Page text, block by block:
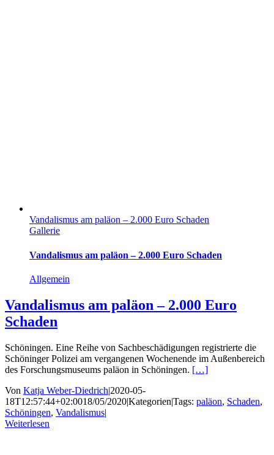
Vandalismus am paläon – 2.000 Euro Schaden
Gallerie
Vandalismus am paläon – 2.000 Euro Schaden
Allgemein
Vandalismus am paläon – 2.000 Euro
Schaden
Schöningen. Eine Reihe von Sachbeschädigungen registrierte die
Schöninger Polizei am vergangenen Wochenende im Außenbereich
des Forschungsmuseums paläon in Schöningen. […]
Von Katja Weber-Diedrich|2020-05-
18T12:57:44+02:0018/05/2020|Kategorien|Tags: paläon, Schaden,
Schöningen, Vandalismus|
Weiterlesen